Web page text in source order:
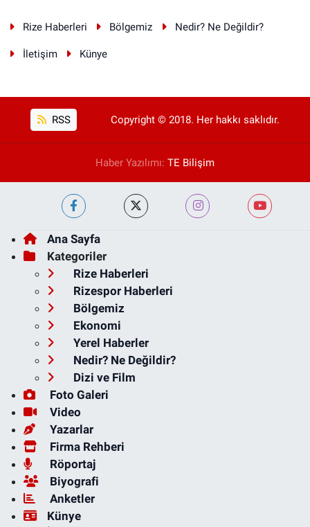
Rize Haberleri Bölgemiz Nedir? Ne Değildir?
İletişim Künye
RSS Copyright © 2018. Her hakkı saklıdır.
Haber Yazılımı: TE Bilişim
Ana Sayfa
Kategoriler
Rize Haberleri
Rizespor Haberleri
Bölgemiz
Ekonomi
Yerel Haberler
Nedir? Ne Değildir?
Dizi ve Film
Foto Galeri
Video
Yazarlar
Firma Rehberi
Röportaj
Biyografi
Anketler
Künye